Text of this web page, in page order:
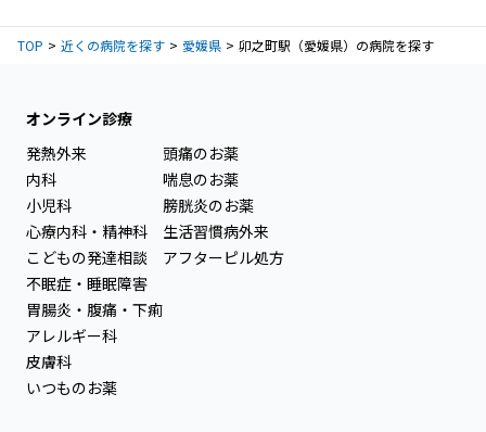
TOP 近くの病院を探す 愛媛県 卯之町駅（愛媛県）の病院を探す
オンライン診療
発熱外来
内科
小児科
心療内科・精神科
こどもの発達相談
不眠症・睡眠障害
胃腸炎・腹痛・下痢
アレルギー科
皮膚科
いつものお薬
頭痛のお薬
喘息のお薬
膀胱炎のお薬
生活習慣病外来
アフターピル処方